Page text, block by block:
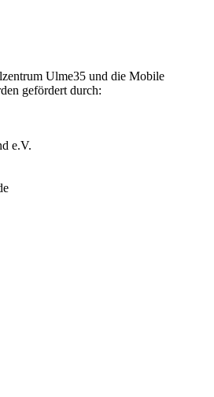
Ulme35 und die Mobile
gefördert durch:
e.V.